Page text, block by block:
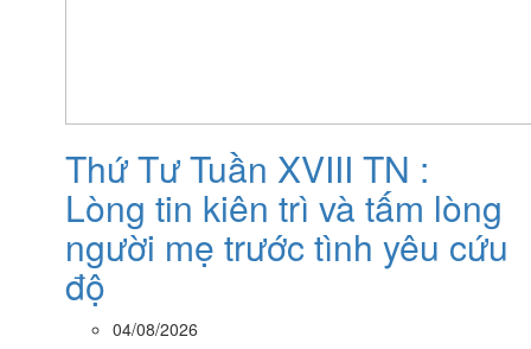
Thứ Tư Tuần XVIII TN :
Lòng tin kiên trì và tấm lòng
người mẹ trước tình yêu cứu
độ
04/08/2026